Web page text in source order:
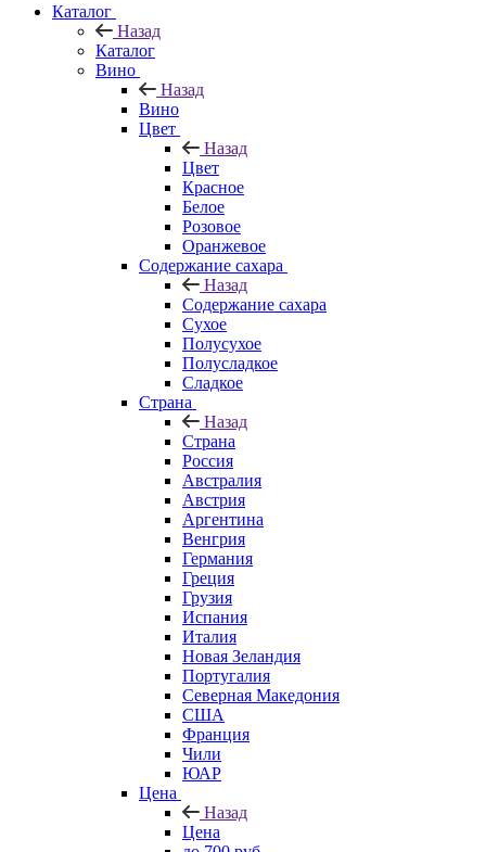
Каталог
Назад
Каталог
Вино
Назад
Вино
Цвет
Назад
Цвет
Красное
Белое
Розовое
Оранжевое
Содержание сахара
Назад
Содержание сахара
Сухое
Полусухое
Полусладкое
Сладкое
Страна
Назад
Страна
Россия
Австралия
Австрия
Аргентина
Венгрия
Германия
Греция
Грузия
Испания
Италия
Новая Зеландия
Португалия
Северная Македония
США
Франция
Чили
ЮАР
Цена
Назад
Цена